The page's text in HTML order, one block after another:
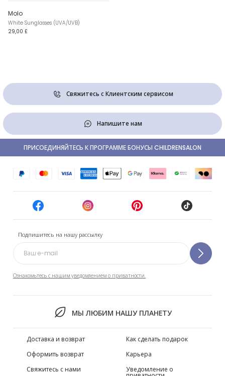
Molo
White Sunglasses (UVA/UVB)
29,00 £
Свяжитесь с Клиентским сервисом
Напишите нам
Подпишитесь на нашу рассылку
Ознакомьтесь с нашим уведомлением о приватности.
МЫ ЛЮБИМ НАШУ ПЛАНЕТУ
ПРИСОЕДИНЯЙТЕСЬ К ПРОГРАММЕ БОНУСЫ CHILDRENSALON
Доставка и возврат
Оформить возврат
Свяжитесь с нами
Как сделать подарок
Карьера
Уведомление о